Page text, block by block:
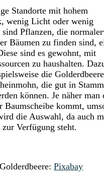
Standorte mit hohem
wenig Licht oder wenig
Pflanzen, die
Bäumen zu finden sind,
sind es gewohnt, mit
zu haushalten.
die
die gut in
können. Je näher man
Baumscheibe kommt,
die Auswahl, da auch
Verfügung steht.
Pixabay